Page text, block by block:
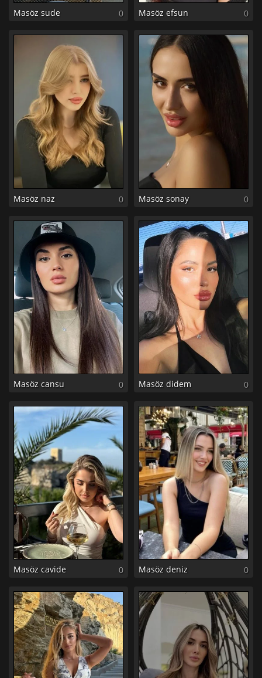
Masöz sude 0 Masöz efsun 0
Masöz naz 0 Masöz sonay 0
Masöz cansu 0 Masöz didem 0
Masöz cavide 0 Masöz deniz 0